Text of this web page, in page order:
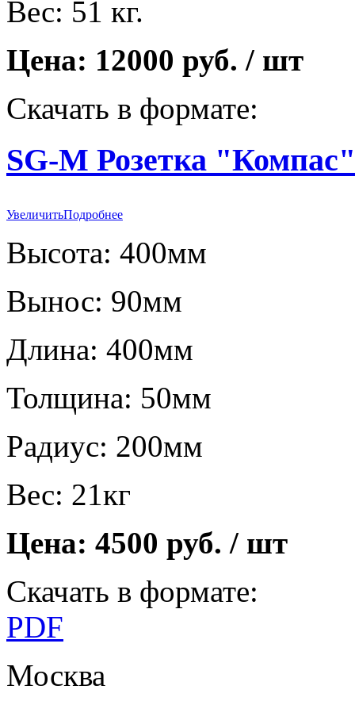
Вес: 51 кг.
Цена: 12000 руб. / шт
Скачать в формате:
SG-M Розетка
УвеличитьПодробнее
Высота: 400мм
Вынос: 90мм
Длина: 400мм
Толщина: 50мм
Радиус: 200мм
Вес: 21кг
Цена: 4500 руб. / шт
Скачать в формате:
PDF
Москва